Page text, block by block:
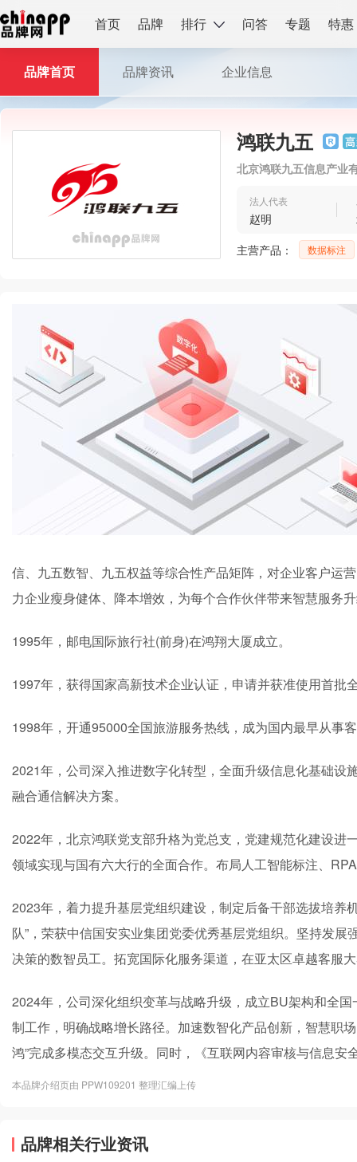
首页 品牌 排行 问答 专题 特惠
鸿联九五
北京鸿联九五信息产业
法人代表
赵明
主营产品：
数据标注
品牌首页 品牌资讯 企业信息
信、九五数智、九五权益等综合性产品矩阵，对企业客户运
力企业瘦身健体、降本增效，为每个合作伙伴带来智慧服务
1995年，邮电国际旅行社(前身)在鸿翔大厦成立。
1997年，获得国家高新技术企业认证，申请并获准使用首批
1998年，开通95000全国旅游服务热线，成为国内最早从事
2021年，公司深入推进数字化转型，全面升级信息化基础
融合通信解决方案。
2022年，北京鸿联党支部升格为党总支，党建规范化建设进
领域实现与国有六大行的全面合作。布局人工智能标注、
2023年，着力提升基层党组织建设，制定后备干部选拔培养
队”，荣获中信国安实业集团党委优秀基层党组织。坚持发
决策的数智员工。拓宽国际化服务渠道，在亚太区卓越客服
2024年，公司深化组织变革与战略升级，成立BU架构和全
制工作，明确战略增长路径。加速数智化产品创新，智慧职
鸿”完成多模态交互升级。同时，《互联网内容审核与信息
本品牌介绍页由 PPW109201 整理汇编上传
品牌相关行业资讯